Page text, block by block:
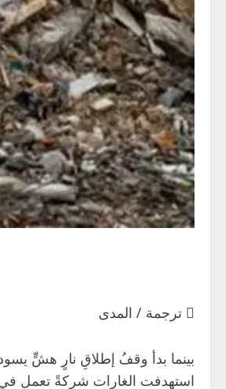
 ترجمة / المدى
بينما بدأ وقفُ إطلاقِ نارٍ هشٍّ
استهدفت الغارات شركةً تعمل في